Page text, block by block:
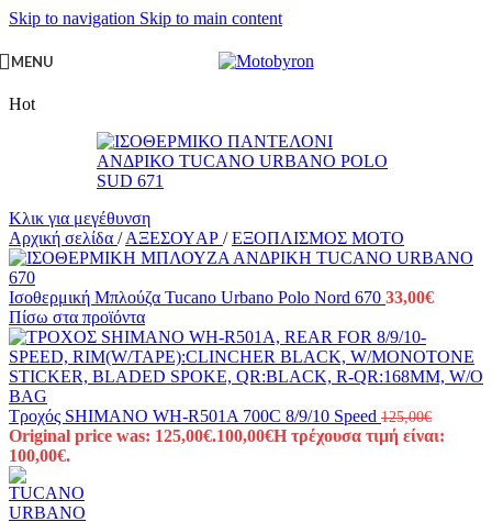
Skip to navigation Skip to main content
MENU
Hot
Κλικ για μεγέθυνση
Αρχική σελίδα / ΑΞΕΣΟΥAΡ / ΕΞΟΠΛΙΣΜΟΣ ΜΟΤΟ
Ισοθερμική Μπλούζα Tucano Urbano Polo Nord 670 33,00€
Πίσω στα προϊόντα
Τροχός SHIMANO WH-R501A 700C 8/9/10 Speed 125,00€
Original price was: 125,00€.100,00€Η τρέχουσα τιμή είναι:
100,00€.